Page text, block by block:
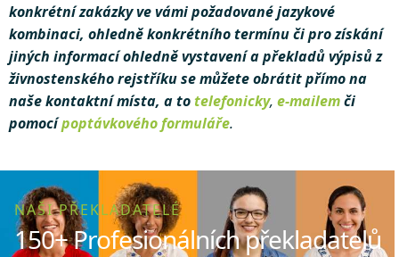
konkrétní zakázky ve vámi požadované jazykové
kombinaci, ohledně konkrétního termínu či pro získání
jiných informací ohledně vystavení a překladů výpisů z
živnostenského rejstříku se můžete obrátit přímo na
naše kontaktní místa, a totelefonicky, e-mailemči
pomocípoptávkového formuláře.
NAŠI PŘEKLADATELÉ
150+ Profesionálních překladatelů